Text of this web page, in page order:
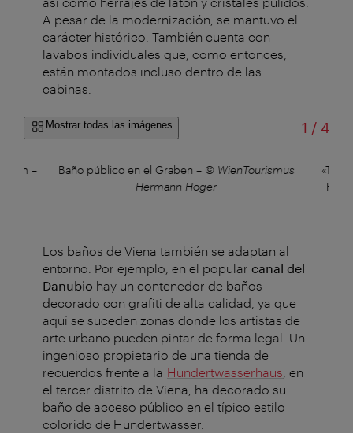
A pesar de la modernización, se mantuvo el
carácter histórico. También cuenta con
lavabos individuales que, como entonces,
están montados incluso dentro de las
cabinas.
Mostrar todas las imágenes 1 /de
4
– Baño público en el Graben – © WienTourismus
Hermann Höger
Los baños de Viena también se adaptan al
entorno. Por ejemplo, en el popular canal del
Danubio hay un contenedor de baños
decorado con grafiti de alta calidad, ya que
aquí se suceden zonas donde los artistas de
arte urbano pueden pintar de forma legal. Un
ingenioso propietario de una tienda de
recuerdos frente a la Hundertwasserhaus , en
el tercer distrito de Viena, ha decorado su
baño de acceso público en el típico estilo
colorido de Hundertwasser.